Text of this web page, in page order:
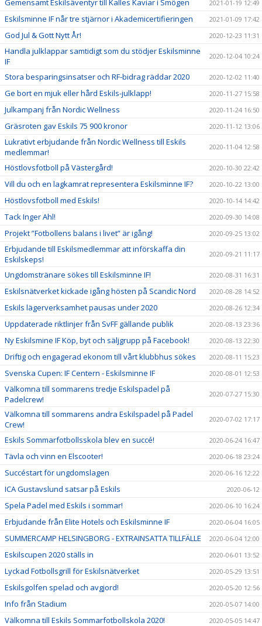
Gemensamt Eskilsäventyr till Kalles Kaviar i Smögen 2021-01-19 12:49
Eskilsminne IF når tre stjärnor i Akademicertifieringen 2021-01-09 17:42
God Jul & Gott Nytt År! 2020-12-23 11:31
Handla julklappar samtidigt som du stödjer Eskilsminne
IF
2020-12-04 10:24
Stora besparingsinsatser och RF-bidrag räddar 2020 2020-12-02 11:40
Ge bort en mjuk eller hård Eskils-julklapp! 2020-11-27 15:58
Julkampanj från Nordic Wellness 2020-11-24 16:50
Gräsroten gav Eskils 75 900 kronor 2020-11-12 13:06
Lukrativt erbjudande från Nordic Wellness till Eskils
medlemmar!
2020-11-04 12:58
Höstlovsfotboll på Västergård! 2020-10-30 22:42
Vill du och en lagkamrat representera Eskilsminne IF? 2020-10-22 13:00
Höstlovsfotboll med Eskils! 2020-10-14 14:42
Tack Inger Ahl! 2020-09-30 14:08
Projekt ”Fotbollens balans i livet” är igång! 2020-09-25 13:02
Erbjudande till Eskilsmedlemmar att införskaffa din
Eskilskeps!
2020-09-21 11:17
Ungdomstränare sökes till Eskilsminne IF! 2020-08-31 16:31
Eskilsnätverket kickade igång hösten på Scandic Nord 2020-08-28 14:52
Eskils lägerverksamhet pausas under 2020 2020-08-26 12:34
Uppdaterade riktlinjer från SvFF gällande publik 2020-08-13 23:36
Ny Eskilsmine IF Köp, byt och säljgrupp på Facebook! 2020-08-13 22:30
Driftig och engagerad ekonom till vårt klubbhus sökes 2020-08-11 15:23
Svenska Cupen: IF Centern - Eskilsminne IF 2020-08-01 12:53
Välkomna till sommarens tredje Eskilspadel på
Padelcrew!
2020-07-27 15:30
Välkomna till sommarens andra Eskilspadel på Padel
Crew!
2020-07-02 17:17
Eskils Sommarfotbollsskola blev en succé! 2020-06-24 16:47
Tävla och vinn en Elscooter! 2020-06-18 23:24
Succéstart för ungdomslagen 2020-06-16 12:22
ICA Gustavslund satsar på Eskils 2020-06-12
Spela Padel med Eskils i sommar! 2020-06-10 16:24
Erbjudande från Elite Hotels och Eskilsminne IF 2020-06-04 16:05
SUMMERCAMP HELSINGBORG - EXTRAINSATTA TILLFÄLLE 2020-06-04 12:00
Eskilscupen 2020 ställs in 2020-06-01 13:52
Lyckad Fotbollsgrill för Eskilsnätverket 2020-05-29 13:51
Eskilsgolfen spelad och avgjord! 2020-05-20 12:56
Info från Stadium 2020-05-07 14:00
Välkomna till Eskils Sommarfotbollskola 2020! 2020-05-05 14:47